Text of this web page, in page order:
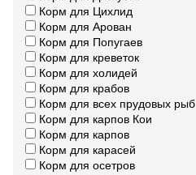
Корм для Цихлид
Корм для Арован
Корм для Попугаев
Корм для креветок
Корм для холидей
Корм для крабов
Корм для всех прудовых рыб
Корм для карпов Кои
Корм для карпов
Корм для карасей
Корм для осетров